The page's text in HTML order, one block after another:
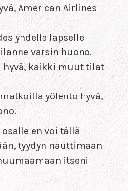
American Airlines
yhdelle lapselle
varsin huono.
hyvä, kaikki muut tilat
yölento hyvä,
en voi tällä
tyydyn nauttimaan
itseni